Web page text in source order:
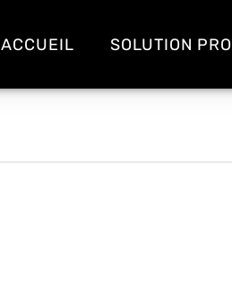
ACCUEIL SOLUTION PRO